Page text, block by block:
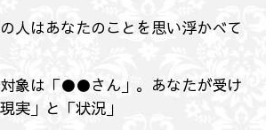
人はあなたのことを思い浮かべて
象は「●●さん」。あなたが受け
実」と「状況」